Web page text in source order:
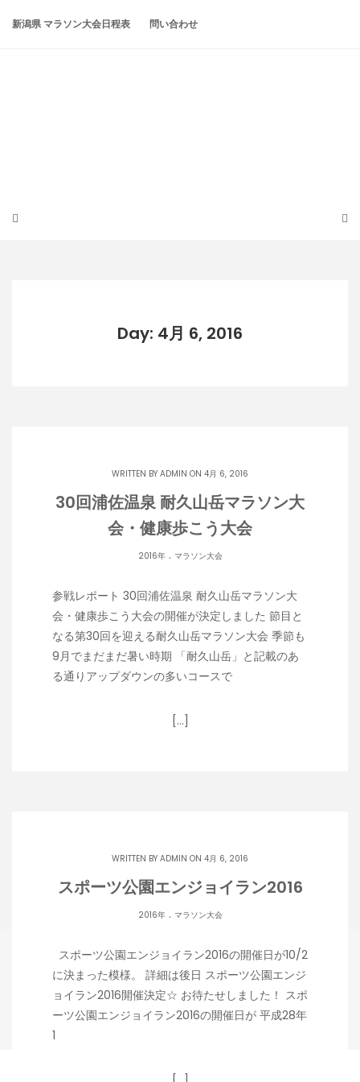
新潟県 マラソン大会日程表 問い合わせ
Day: 4月 6, 2016
WRITTEN BY ADMIN ON 4月 6, 2016
30回浦佐温泉 耐久山岳マラソン大
会・健康歩こう大会
2016年. マラソン大会
参戦レポート 30回浦佐温泉 耐久山岳マラソン大
会・健康歩こう大会の開催が決定しました 節目と
なる第30回を迎える耐久山岳マラソン大会 季節も
9月でまだまだ暑い時期 「耐久山岳」と記載のあ
る通りアップダウンの多いコースで
[…]
WRITTEN BY ADMIN ON 4月 6, 2016
スポーツ公園エンジョイラン2016
2016年. マラソン大会
スポーツ公園エンジョイラン2016の開催日が10/2
に決まった模様。 詳細は後日 スポーツ公園エンジ
ョイラン2016開催決定☆ お待たせしました！ スポ
ーツ公園エンジョイラン2016の開催日が 平成28年
1